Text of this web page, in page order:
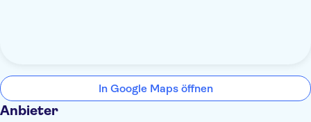
In Google Maps öffnen
Anbieter